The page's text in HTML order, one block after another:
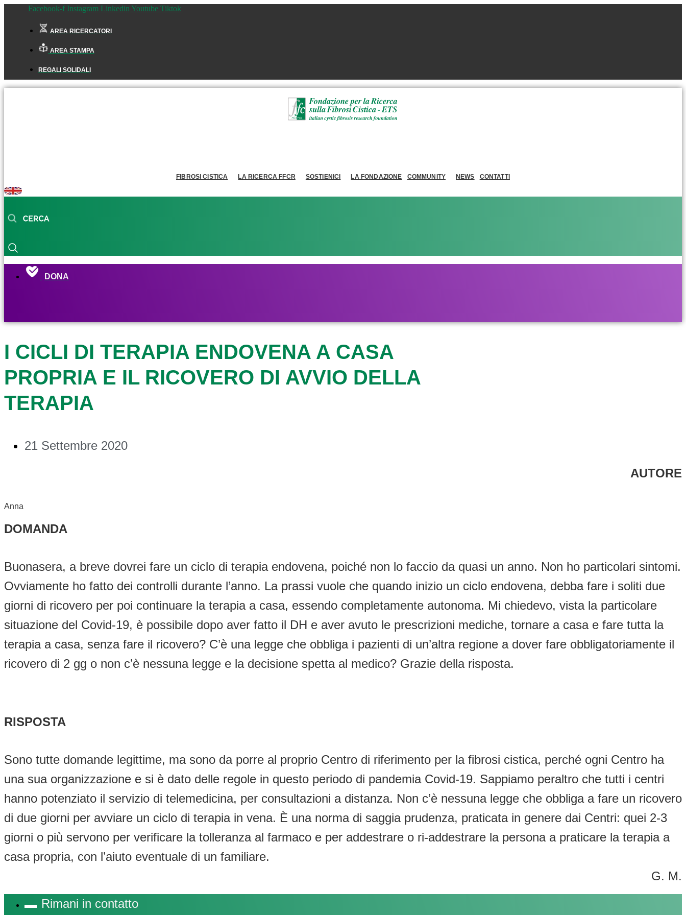
Facebook-f Instagram Linkedin Youtube Tiktok
AREA RICERCATORI
AREA STAMPA
REGALI SOLIDALI
FIBROSI CISTICA LA RICERCA FFCR SOSTIENICI LA FONDAZIONE COMMUNITY NEWS CONTATTI
DONA
I CICLI DI TERAPIA ENDOVENA A CASA
PROPRIA E IL RICOVERO DI AVVIO DELLA
TERAPIA
21 Settembre 2020
AUTORE
Anna
DOMANDA
Buonasera, a breve dovrei fare un ciclo di terapia endovena, poiché non lo faccio da quasi un anno. Non ho particolari sintomi.
Ovviamente ho fatto dei controlli durante l’anno. La prassi vuole che quando inizio un ciclo endovena, debba fare i soliti due
giorni di ricovero per poi continuare la terapia a casa, essendo completamente autonoma. Mi chiedevo, vista la particolare
situazione del Covid-19, è possibile dopo aver fatto il DH e aver avuto le prescrizioni mediche, tornare a casa e fare tutta la
terapia a casa, senza fare il ricovero? C’è una legge che obbliga i pazienti di un’altra regione a dover fare obbligatoriamente il
ricovero di 2 gg o non c’è nessuna legge e la decisione spetta al medico? Grazie della risposta.
RISPOSTA
Sono tutte domande legittime, ma sono da porre al proprio Centro di riferimento per la fibrosi cistica, perché ogni Centro ha
una sua organizzazione e si è dato delle regole in questo periodo di pandemia Covid-19. Sappiamo peraltro che tutti i centri
hanno potenziato il servizio di telemedicina, per consultazioni a distanza. Non c’è nessuna legge che obbliga a fare un ricovero
di due giorni per avviare un ciclo di terapia in vena. È una norma di saggia prudenza, praticata in genere dai Centri: quei 2-3
giorni o più servono per verificare la tolleranza al farmaco e per addestrare o ri-addestrare la persona a praticare la terapia a
casa propria, con l’aiuto eventuale di un familiare.
G. M.
Rimani in contatto